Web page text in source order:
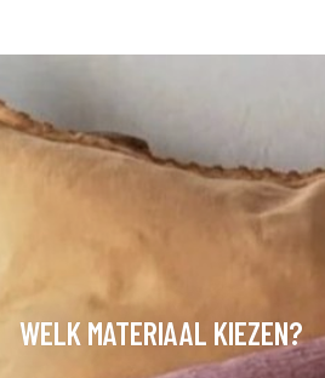
WELK MATERIAAL KIEZEN?